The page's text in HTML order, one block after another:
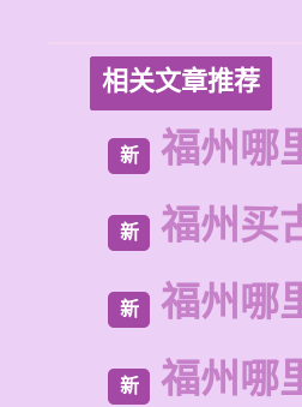
相关文章推荐
新 福州哪
新 福州买
新 福州哪
新 福州哪